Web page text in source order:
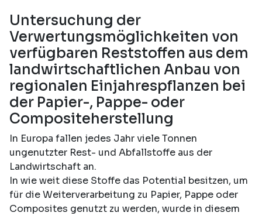
Untersuchung der
Verwertungsmöglichkeiten von
verfügbaren Reststoffen aus dem
landwirtschaftlichen Anbau von
regionalen Einjahrespflanzen bei
der Papier-, Pappe- oder
Compositeherstellung
In Europa fallen jedes Jahr viele Tonnen
ungenutzter Rest- und Abfallstoffe aus der
Landwirtschaft an.
In wie weit diese Stoffe das Potential besitzen, um
für die Weiterverarbeitung zu Papier, Pappe oder
Composites genutzt zu werden, wurde in diesem